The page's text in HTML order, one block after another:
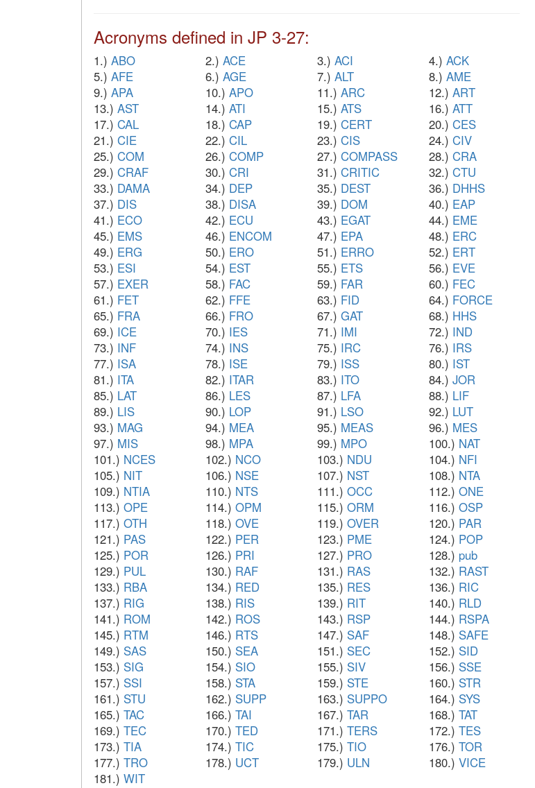
Acronyms defined in JP 3-27:
1.) ABO 2.) ACE 3.) ACI 4.) ACK
5.) AFE 6.) AGE 7.) ALT 8.) AME
9.) APA 10.) APO 11.) ARC 12.) ART
13.) AST 14.) ATI 15.) ATS 16.) ATT
17.) CAL 18.) CAP 19.) CERT 20.) CES
21.) CIE 22.) CIL 23.) CIS 24.) CIV
25.) COM 26.) COMP 27.) COMPASS 28.) CRA
29.) CRAF 30.) CRI 31.) CRITIC 32.) CTU
33.) DAMA 34.) DEP 35.) DEST 36.) DHHS
37.) DIS 38.) DISA 39.) DOM 40.) EAP
41.) ECO 42.) ECU 43.) EGAT 44.) EME
45.) EMS 46.) ENCOM 47.) EPA 48.) ERC
49.) ERG 50.) ERO 51.) ERRO 52.) ERT
53.) ESI 54.) EST 55.) ETS 56.) EVE
57.) EXER 58.) FAC 59.) FAR 60.) FEC
61.) FET 62.) FFE 63.) FID 64.) FORCE
65.) FRA 66.) FRO 67.) GAT 68.) HHS
69.) ICE 70.) IES 71.) IMI 72.) IND
73.) INF 74.) INS 75.) IRC 76.) IRS
77.) ISA 78.) ISE 79.) ISS 80.) IST
81.) ITA 82.) ITAR 83.) ITO 84.) JOR
85.) LAT 86.) LES 87.) LFA 88.) LIF
89.) LIS 90.) LOP 91.) LSO 92.) LUT
93.) MAG 94.) MEA 95.) MEAS 96.) MES
97.) MIS 98.) MPA 99.) MPO 100.) NAT
101.) NCES 102.) NCO 103.) NDU 104.) NFI
105.) NIT 106.) NSE 107.) NST 108.) NTA
109.) NTIA 110.) NTS 111.) OCC 112.) ONE
113.) OPE 114.) OPM 115.) ORM 116.) OSP
117.) OTH 118.) OVE 119.) OVER 120.) PAR
121.) PAS 122.) PER 123.) PME 124.) POP
125.) POR 126.) PRI 127.) PRO 128.) pub
129.) PUL 130.) RAF 131.) RAS 132.) RAST
133.) RBA 134.) RED 135.) RES 136.) RIC
137.) RIG 138.) RIS 139.) RIT 140.) RLD
141.) ROM 142.) ROS 143.) RSP 144.) RSPA
145.) RTM 146.) RTS 147.) SAF 148.) SAFE
149.) SAS 150.) SEA 151.) SEC 152.) SID
153.) SIG 154.) SIO 155.) SIV 156.) SSE
157.) SSI 158.) STA 159.) STE 160.) STR
161.) STU 162.) SUPP 163.) SUPPO 164.) SYS
165.) TAC 166.) TAI 167.) TAR 168.) TAT
169.) TEC 170.) TED 171.) TERS 172.) TES
173.) TIA 174.) TIC 175.) TIO 176.) TOR
177.) TRO 178.) UCT 179.) ULN 180.) VICE
181.) WIT